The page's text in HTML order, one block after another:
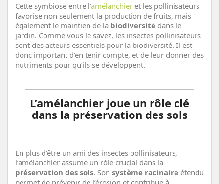
Cette symbiose entre l'amélanchier et les pollinisateurs
favorise non seulement la production de fruits, mais
également le maintien de la biodiversité dans le
jardin. Comme vous le savez, les insectes pollinisateurs
sont des acteurs essentiels pour la biodiversité. Il est
donc important d’en tenir compte, et de leur donner des
nutriments pour qu’ils se développent.
L’amélanchier joue un rôle clé
dans la préservation des sols
En plus d’être un ami des insectes pollinisateurs,
l’amélanchier assume un rôle crucial dans la
préservation des sols. Son système racinaire étendu
permet de prévenir de l’érosion et contribue à